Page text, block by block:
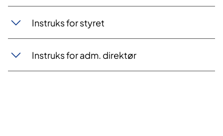
Instruks for styret
Instruks for adm. direktør